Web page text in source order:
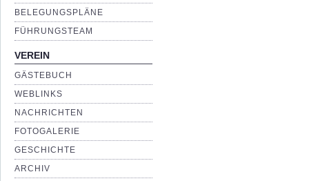
BELEGUNGSPLÄNE
FÜHRUNGSTEAM
VEREIN
GÄSTEBUCH
WEBLINKS
NACHRICHTEN
FOTOGALERIE
GESCHICHTE
ARCHIV